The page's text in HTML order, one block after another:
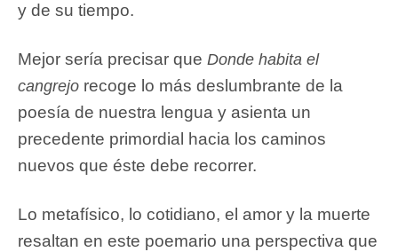
y de su tiempo.
Mejor sería precisar que Donde habita el
cangrejo recoge lo más deslumbrante de la
poesía de nuestra lengua y asienta un
precedente primordial hacia los caminos
nuevos que éste debe recorrer.
Lo metafísico, lo cotidiano, el amor y la muerte
resaltan en este poemario una perspectiva que